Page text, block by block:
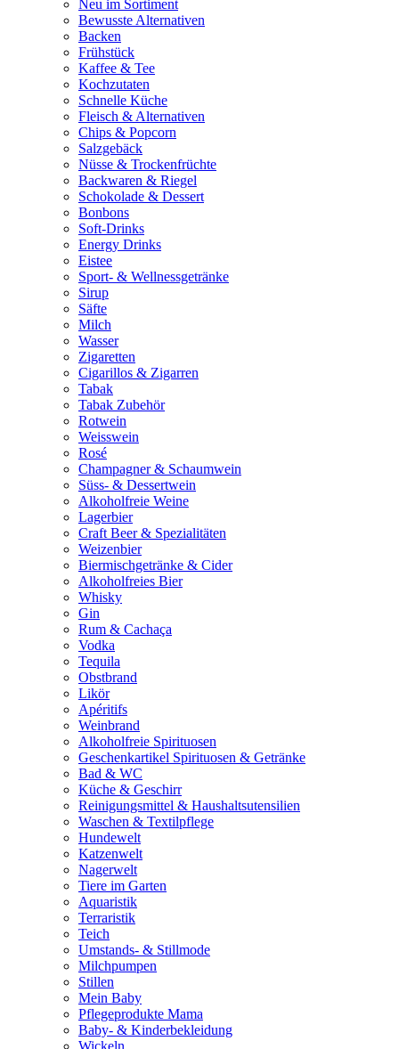
Neu im Sortiment
Bewusste Alternativen
Backen
Frühstück
Kaffee & Tee
Kochzutaten
Schnelle Küche
Fleisch & Alternativen
Chips & Popcorn
Salzgebäck
Nüsse & Trockenfrüchte
Backwaren & Riegel
Schokolade & Dessert
Bonbons
Soft-Drinks
Energy Drinks
Eistee
Sport- & Wellnessgetränke
Sirup
Säfte
Milch
Wasser
Zigaretten
Cigarillos & Zigarren
Tabak
Tabak Zubehör
Rotwein
Weisswein
Rosé
Champagner & Schaumwein
Süss- & Dessertwein
Alkoholfreie Weine
Lagerbier
Craft Beer & Spezialitäten
Weizenbier
Biermischgetränke & Cider
Alkoholfreies Bier
Whisky
Gin
Rum & Cachaça
Vodka
Tequila
Obstbrand
Likör
Apéritifs
Weinbrand
Alkoholfreie Spirituosen
Geschenkartikel Spirituosen & Getränke
Bad & WC
Küche & Geschirr
Reinigungsmittel & Haushaltsutensilien
Waschen & Textilpflege
Hundewelt
Katzenwelt
Nagerwelt
Tiere im Garten
Aquaristik
Terraristik
Teich
Umstands- & Stillmode
Milchpumpen
Stillen
Mein Baby
Pflegeprodukte Mama
Baby- & Kinderbekleidung
Wickeln